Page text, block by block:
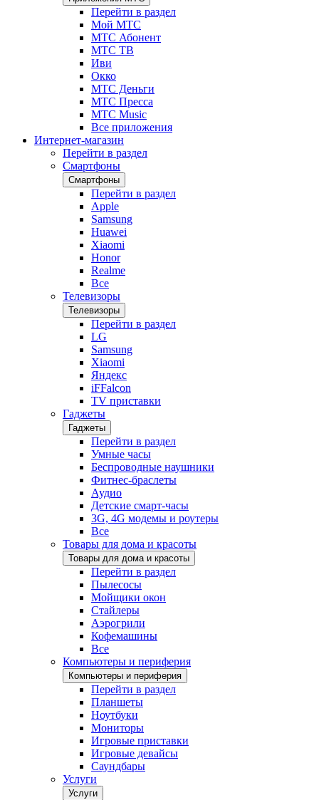
Перейти в раздел
Мой МТС
МТС Абонент
МТС ТВ
Иви
Окко
МТС Деньги
МТС Пресса
МТС Music
Все приложения
Интернет-магазин
Перейти в раздел
Смартфоны
Смартфоны
Перейти в раздел
Apple
Samsung
Huawei
Xiaomi
Honor
Realme
Все
Телевизоры
Телевизоры
Перейти в раздел
LG
Samsung
Xiaomi
Яндекс
iFFalcon
TV приставки
Гаджеты
Гаджеты
Перейти в раздел
Умные часы
Беспроводные наушники
Фитнес-браслеты
Аудио
Детские смарт-часы
3G, 4G модемы и роутеры
Все
Товары для дома и красоты
Товары для дома и красоты
Перейти в раздел
Пылесосы
Мойщики окон
Стайлеры
Аэрогрили
Кофемашины
Все
Компьютеры и периферия
Компьютеры и периферия
Перейти в раздел
Планшеты
Ноутбуки
Мониторы
Игровые приставки
Игровые девайсы
Саундбары
Услуги
Услуги